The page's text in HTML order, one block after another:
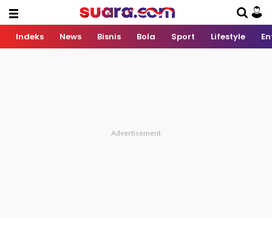
Indeks News Bisnis Bola Sport Lifestyle